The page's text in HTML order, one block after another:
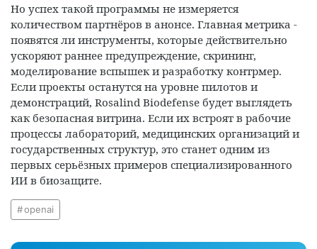
Но успех такой программы не измеряется
количеством партнёров в анонсе. Главная метрика -
появятся ли инструменты, которые действительно
ускоряют раннее предупреждение, скрининг,
моделирование вспышек и разработку контрмер.
Если проекты останутся на уровне пилотов и
демонстраций, Rosalind Biodefense будет выглядеть
как безопасная витрина. Если их встроят в рабочие
процессы лабораторий, медицинских организаций и
государственных структур, это станет одним из
первых серьёзных примеров специализированного
ИИ в биозащите.
openai